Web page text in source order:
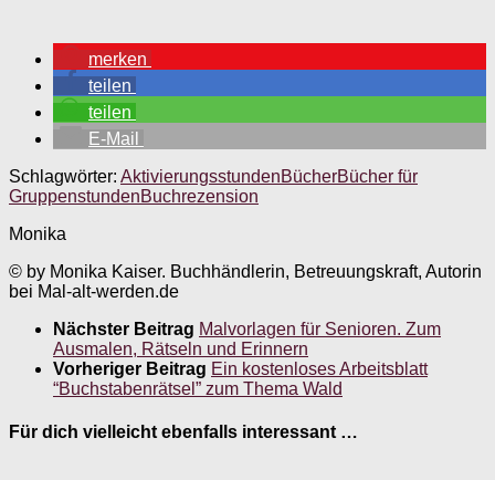
merken
teilen
teilen
E-Mail
Schlagwörter: AktivierungsstundenBücherBücher für
GruppenstundenBuchrezension
Monika
© by Monika Kaiser. Buchhändlerin, Betreuungskraft, Autorin
bei Mal-alt-werden.de
Nächster Beitrag Malvorlagen für Senioren. Zum
Ausmalen, Rätseln und Erinnern
Vorheriger Beitrag Ein kostenloses Arbeitsblatt
“Buchstabenrätsel” zum Thema Wald
Für dich vielleicht ebenfalls interessant …